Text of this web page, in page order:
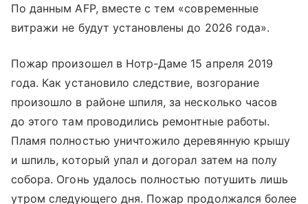
По данным AFP, вместе с тем «современные
витражи не будут установлены до 2026 года».
Пожар произошел в Нотр-Даме 15 апреля 2019
года. Как установило следствие, возгорание
произошло в районе шпиля, за несколько часов
до этого там проводились ремонтные работы.
Пламя полностью уничтожило деревянную крышу
и шпиль, который упал и догорал затем на полу
собора. Огонь удалось полностью потушить лишь
утром следующего дня. Пожар продолжался более